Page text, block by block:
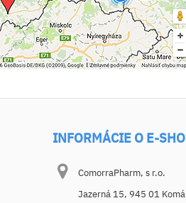
INFORMÁCIE O E-
ComorraPharm, s r.o.
Jazerná 15, 945 01